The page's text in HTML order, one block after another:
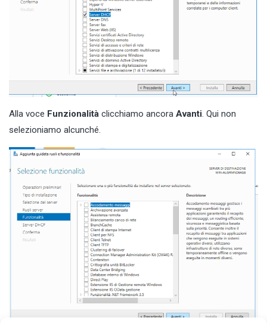
Alla voce Funzionalità clicchiamo ancora Avanti. Qui non
selezioniamo alcunché.